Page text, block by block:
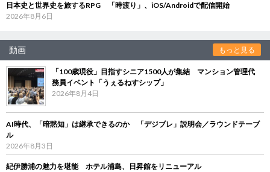
日本史と世界史を旅するRPG 「時渡り」、iOS/Androidで配信開始
2026年8月6日
動画 もっと見る
「100歳現役」目指すシニア1500人が集結 マンション管理代
務員イベント「うぇるねすシップ」
2026年8月4日
AI時代、「暗黙知」は継承できるのか 「デジブレ」説明会／ラウンドテーブ
ル
2026年8月3日
紀伊勝浦の魅力を堪能 ホテル浦島、日昇館をリニューアル